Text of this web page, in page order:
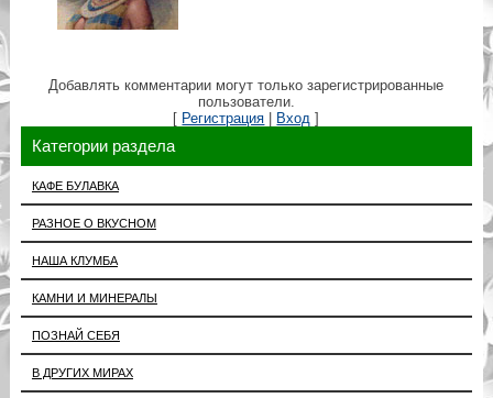
Добавлять комментарии могут только зарегистрированные
пользователи.
[ Регистрация | Вход ]
Категории раздела
КАФЕ БУЛАВКА
РАЗНОЕ О ВКУСНОМ
НАША КЛУМБА
КАМНИ И МИНЕРАЛЫ
ПОЗНАЙ СЕБЯ
В ДРУГИХ МИРАХ